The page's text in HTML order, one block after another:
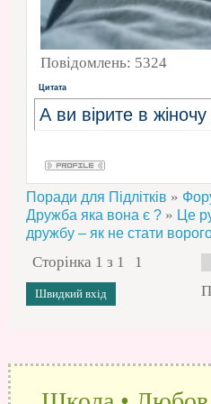
Повідомлень: 5324
Цитата
А ви вірите в
Поради для Підлітків »
Дружба яка вона є ? » Це
дружбу – як не стати
Сторінка 1 з 1
1